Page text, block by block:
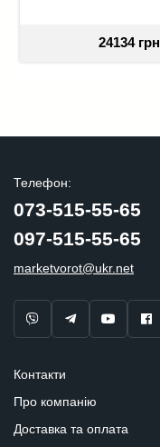
24134 грн
Телефон:
073-515-55-65
097-515-55-65
marketvorot@ukr.net
Контакти
Про компанію
Доставка та оплата